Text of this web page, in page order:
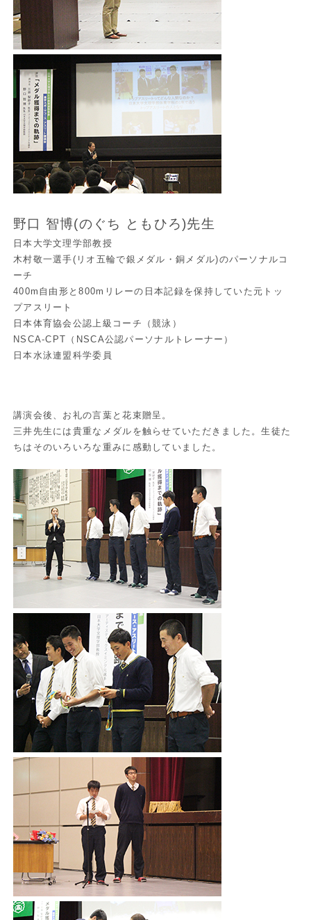
野口 智博(のぐち ともひろ)先生
日本大学文理学部教授
木村敬一選手(リオ五輪で銀メダル・銅メダル)のパーソナルコ
ーチ
400m自由形と800mリレーの日本記録を保持していた元トッ
プアスリート
日本体育協会公認上級コーチ（競泳）
NSCA-CPT（NSCA公認パーソナルトレーナー）
日本水泳連盟科学委員
講演会後、お礼の言葉と花束贈呈。
三井先生には貴重なメダルを触らせていただきました。生徒た
ちはそのいろいろな重みに感動していました。